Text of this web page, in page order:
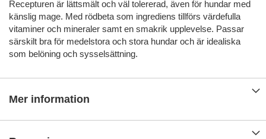
Recepturen är lättsmält och väl tolererad, även för hundar med
känslig mage. Med rödbeta som ingrediens tillförs värdefulla
vitaminer och mineraler samt en smakrik upplevelse. Passar
särskilt bra för medelstora och stora hundar och är idealiska
som belöning och sysselsättning.
Mer information